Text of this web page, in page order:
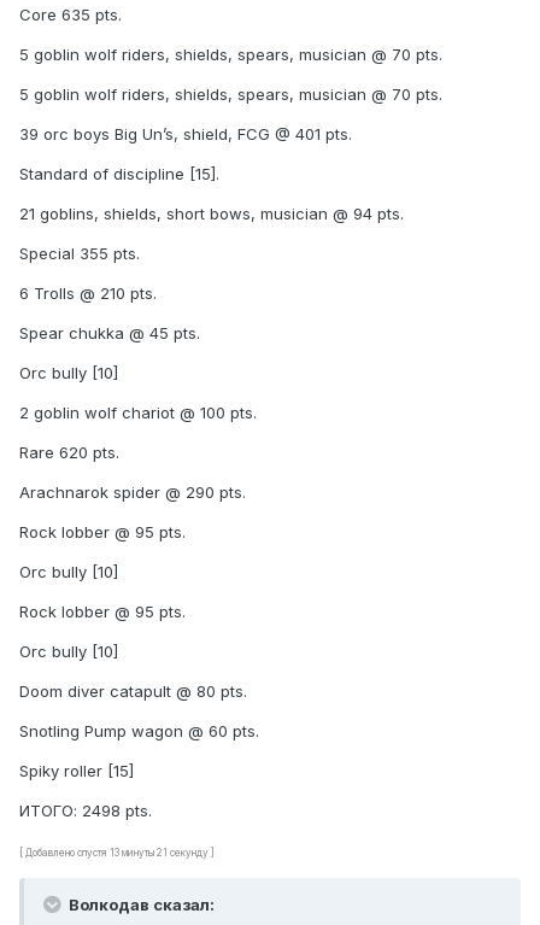
Core 635 pts.
5 goblin wolf riders, shields, spears, musician @ 70 pts.
5 goblin wolf riders, shields, spears, musician @ 70 pts.
39 orc boys Big Un’s, shield, FCG @ 401 pts.
Standard of discipline [15].
21 goblins, shields, short bows, musician @ 94 pts.
Special 355 pts.
6 Trolls @ 210 pts.
Spear chukka @ 45 pts.
Orc bully [10]
2 goblin wolf chariot @ 100 pts.
Rare 620 pts.
Arachnarok spider @ 290 pts.
Rock lobber @ 95 pts.
Orc bully [10]
Rock lobber @ 95 pts.
Orc bully [10]
Doom diver catapult @ 80 pts.
Snotling Pump wagon @ 60 pts.
Spiky roller [15]
ИТОГО: 2498 pts.
[ Добавлено спустя 13 минуты 21 секунду ]
Волкодав сказал: